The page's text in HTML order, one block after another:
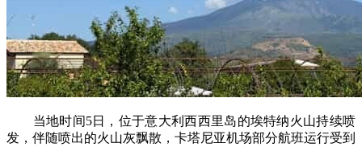
当地时间5日，位于意大利西西里岛的埃特纳火山持续喷
发，伴随喷出的火山灰飘散，卡塔尼亚机场部分航班运行受到